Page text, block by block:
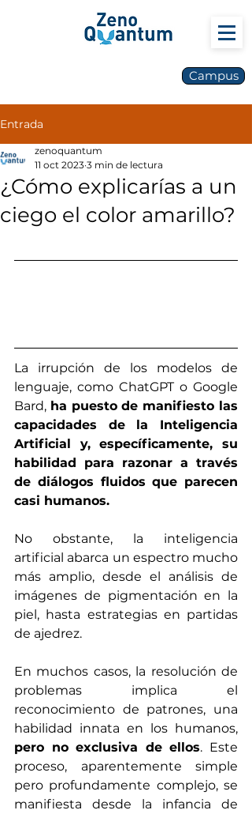
Campus
Entrada
¿Cómo explicarías a un
ciego el color amarillo?
zenoquantum
11 oct 2023 3 min de lectura
La irrupción de los modelos de
lenguaje, como ChatGPT o Google
Bard, ha puesto de manifiesto las
capacidades de la Inteligencia
Artificial y, específicamente, su
habilidad para razonar a través
de diálogos fluidos que parecen
casi humanos.
No obstante, la inteligencia
artificial abarca un espectro mucho
más amplio, desde el análisis de
imágenes de pigmentación en la
piel, hasta estrategias en partidas
de ajedrez.
En muchos casos, la resolución de
problemas implica el
reconocimiento de patrones, una
pero no exclusiva de ellos. Este
proceso, aparentemente simple
pero profundamente complejo, se
manifiesta desde la infancia de